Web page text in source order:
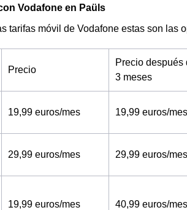
Vodafone en Paüls
tarifas móvil de Vodafone estas son las
Precio
Precio después
3 meses
19,99 euros/mes 19,99 euros/mes
29,99 euros/mes 29,99 euros/mes
19,99 euros/mes 40,99 euros/mes